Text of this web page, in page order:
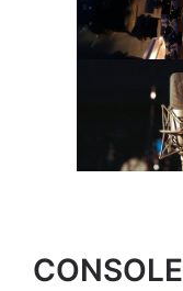
CONSOLE